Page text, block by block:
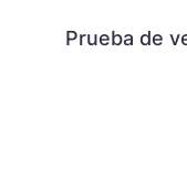
Prueba de